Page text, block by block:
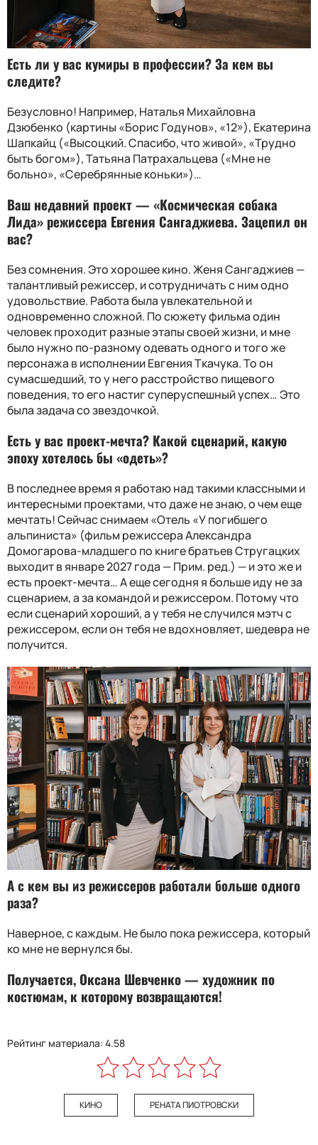
Есть ли у вас кумиры в профессии?За кем вы
следите?
Безусловно! Например, Наталья Михайловна
Дзюбенко (картины «Борис Годунов», «12»), Екатерина
Шапкайц («Высоцкий. Спасибо, что живой», «Трудно
быть богом»), Татьяна Патрахальцева («Мне не
больно», «Серебрянные коньки»)…
Ваш недавний проект — «Космическая собака
Лида» режиссера Евгения Сангаджиева. Зацепил он
вас?
Без сомнения. Это хорошее кино. Женя Сангаджиев —
талантливый режиссер, и сотрудничать с ним одно
удовольствие. Работа была увлекательной и
одновременно сложной. По сюжету фильма один
человек проходит разные этапы своей жизни, и мне
было нужно по-разному одевать одного и того же
персонажа в исполнении Евгения Ткачука. То он
сумасшедший, то у него расстройство пищевого
поведения, то его настиг суперуспешный успех… Это
была задача со звездочкой.
Есть у вас проект-мечта? Какой сценарий, какую
эпоху хотелось бы «одеть»?
В последнее время я работаю над такими классными и
интересными проектами, что даже не знаю, о чем еще
мечтать! Сейчас снимаем «Отель «У погибшего
альпиниста» (фильм режиссера Александра
Домогарова-младшего по книге братьев Стругацких
выходит в январе 2027 года — Прим. ред.) — и это же и
есть проект-мечта… А еще сегодня я больше иду не за
сценарием, а за командой и режиссером. Потому что
если сценарий хороший, а у тебя не случился мэтч с
режиссером, если он тебя не вдохновляет, шедевра не
получится.
А с кем вы из режиссеров работали больше одного
раза?
Наверное, с каждым. Не было пока режиссера, который
ко мне не вернулся бы.
Получается, Оксана Шевченко — художник по
костюмам, к которому возвращаются!
Рейтинг материала: 4.58
КИНО РЕНАТА ПИОТРОВСКИ